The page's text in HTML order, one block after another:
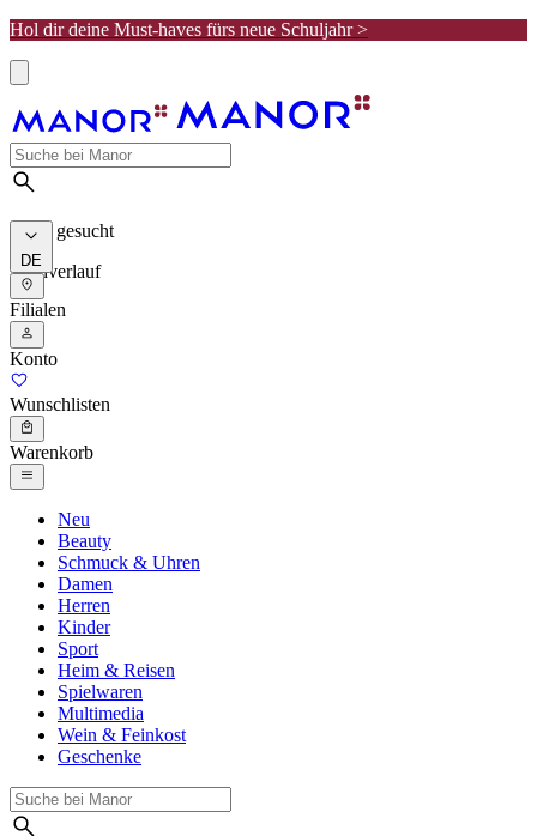
Hol dir deine Must-haves fürs neue Schuljahr >
Meist gesucht
Suchverlauf
DE
Filialen
Konto
Wunschlisten
Warenkorb
Neu
Beauty
Schmuck & Uhren
Damen
Herren
Kinder
Sport
Heim & Reisen
Spielwaren
Multimedia
Wein & Feinkost
Geschenke